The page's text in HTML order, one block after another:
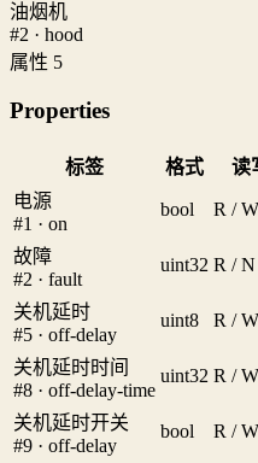
油烟机
#2 · hood
属性 5
Properties
标签 格式 读
电源
#1 · on
bool R /
故障
#2 · fault
uint32 R / N
关机延时
#5 · off-delay
uint8 R /
关机延时时间
#8 · off-delay-time
uint32 R /
关机延时开关
#9 · off-delay
bool R /